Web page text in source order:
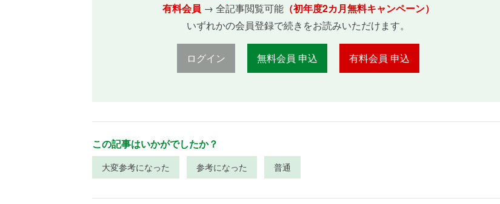
有料会員 → 全記事閲覧可能（初年度2カ月無料キャンペーン）
いずれかの会員登録で続きをお読みいただけます。
ログイン 無料会員 申込 有料会員 申込
この記事はいかがでしたか？
大変参考になった 参考になった 普通